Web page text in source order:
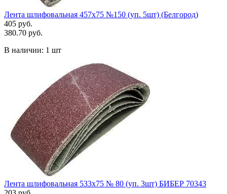
Лента шлифовальная 457х75 №150 (уп. 5шт) (Белгород)
405 руб.
380.70 руб.
В наличии: 1 шт
Лента шлифовальная 533х75 № 80 (уп. 3шт) БИБЕР 70343